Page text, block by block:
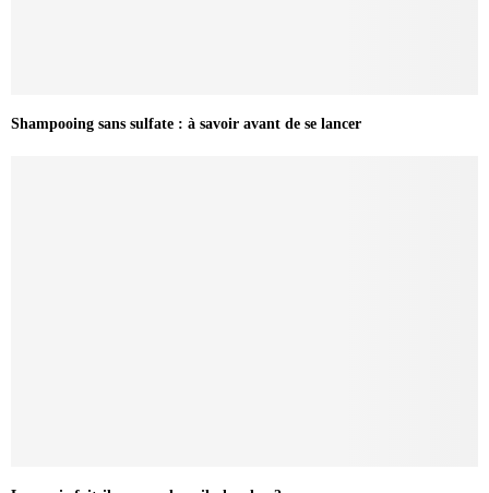
Shampooing sans sulfate : à savoir avant de se lancer